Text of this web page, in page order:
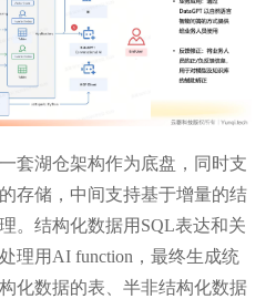
套湖仓架构作为底盘，同时支
存储，中间支持基于增量的结
。结构化数据用SQL表达和关
理用AI function，最终生成统
化数据的表、半非结构化数据